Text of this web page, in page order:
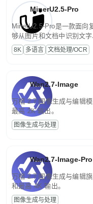
MinerU2.5-Pro
MinerU2.5-Pro是一款面向
够从图片和文档中识别文
为便于存储、检索和二次处
8K 多语言 文档处理/OCR
Wan2.7-Image
万相 2.7 图像生成与编辑
最高 2K 输出。
图像生成与处理
Wan2.7-Image-Pro
万相 2.7 图像生成与编辑
和最高 4K 输出。
图像生成与处理